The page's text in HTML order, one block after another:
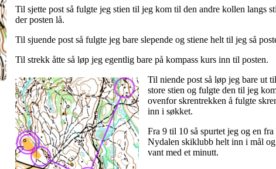
Til sjette post så fulgte jeg stien til jeg kom til den andre kollen langs
der posten lå.
Til sjuende post så fulgte jeg bare slepende og stiene helt til jeg så
Til strekk åtte så løp jeg egentlig bare på kompass kurs inn til posten.
Til niende post så løp jeg bare ut
store stien og fulgte den til jeg
ovenfor skrentrekken å fulgte
inn i søkket.
Fra 9 til 10 så spurtet jeg og en fra
Nydalen skiklubb helt inn i mål og
vant med et minutt.